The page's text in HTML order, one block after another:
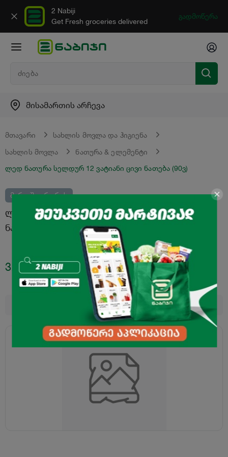
2 Nabiji
Get Fresh groceries delivered
გადმოწერა
მისამართის არჩევა
მთავარი სახლის მოვლა და ჰიგიენა
სახლის მოვლა
ნათურა & ელემენტი
ლედ ნათურა სელდურ 12 ვატიანი ცივი ნათება (90ვ)
მარაგში არ არის
ლედ ნათურა "სელდურ" 12 ვატიანი ცივი
ნათება (90ვ)
3.50 ₾